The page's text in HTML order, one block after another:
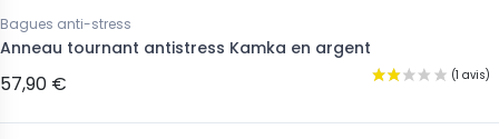
Bagues anti-stress
Anneau tournant antistress Kamka en argent
57,90 €